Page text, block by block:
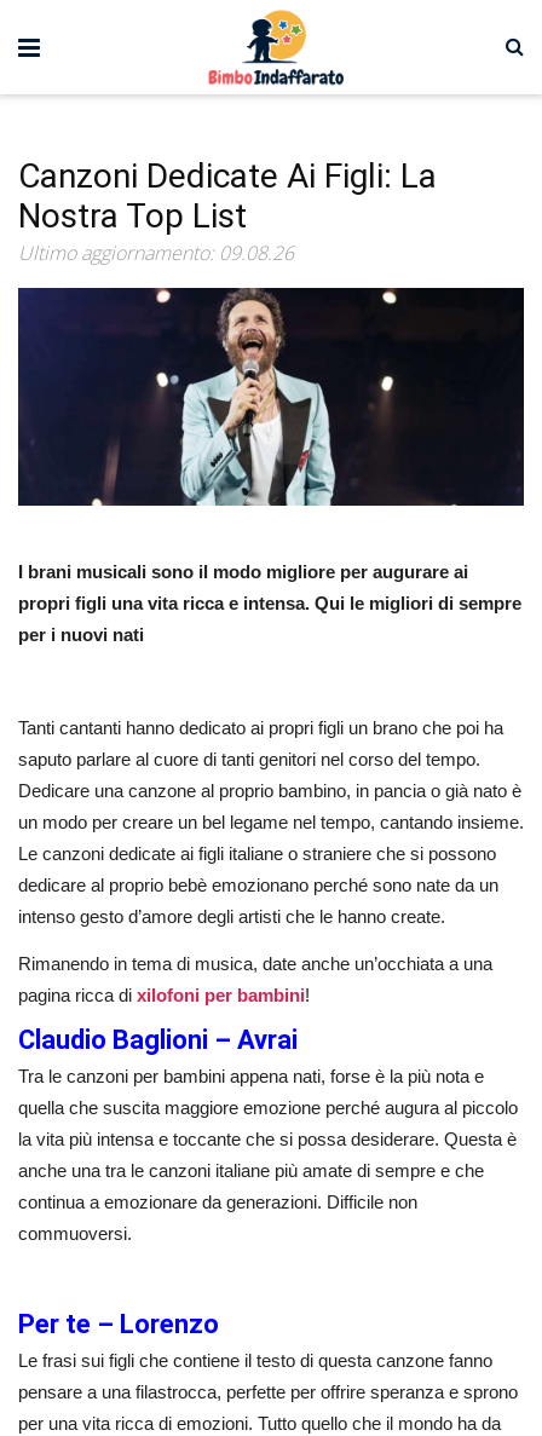
Canzoni Dedicate Ai Figli: La
Nostra Top List
Ultimo aggiornamento: 09.08.26
I brani musicali sono il modo migliore per augurare ai
propri figli una vita ricca e intensa. Qui le migliori di sempre
per i nuovi nati
Tanti cantanti hanno dedicato ai propri figli un brano che poi ha
saputo parlare al cuore di tanti genitori nel corso del tempo.
Dedicare una canzone al proprio bambino, in pancia o già nato è
un modo per creare un bel legame nel tempo, cantando insieme.
Le canzoni dedicate ai figli italiane o straniere che si possono
dedicare al proprio bebè emozionano perché sono nate da un
intenso gesto d’amore degli artisti che le hanno create.
Rimanendo in tema di musica, date anche un’occhiata a una
pagina ricca di xilofoni per bambini!
Claudio Baglioni – Avrai
Tra le canzoni per bambini appena nati, forse è la più nota e
quella che suscita maggiore emozione perché augura al piccolo
la vita più intensa e toccante che si possa desiderare. Questa è
anche una tra le canzoni italiane più amate di sempre e che
continua a emozionare da generazioni. Difficile non
commuoversi.
Per te – Lorenzo
Le frasi sui figli che contiene il testo di questa canzone fanno
pensare a una filastrocca, perfette per offrire speranza e sprono
per una vita ricca di emozioni. Tutto quello che il mondo ha da